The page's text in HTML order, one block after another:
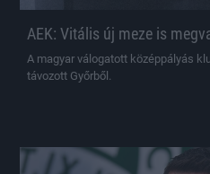
AEK: Vitális új meze is
A magyar válogatott középpályás
távozott Győrből.